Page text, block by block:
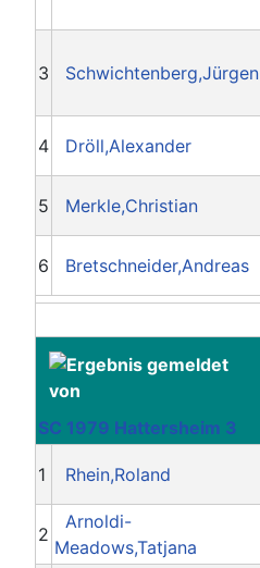
3 Schwichtenberg,Jürgen
4 Dröll,Alexander
5 Merkle,Christian
6 Bretschneider,Andreas
SC 1979 Hattersheim 3
1 Rhein,Roland
2
Arnoldi-
Meadows,Tatjana